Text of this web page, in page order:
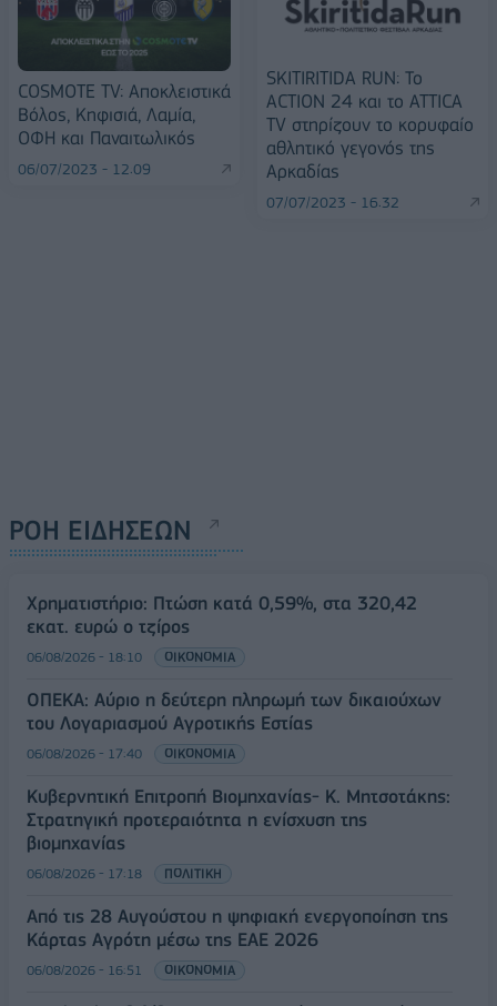
COSMOTE TV: Αποκλειστικά
Βόλος, Κηφισιά, Λαμία,
ΟΦΗ και Παναιτωλικός
06/07/2023 - 12:09
SKITIRITIDA RUN: Το
ACTION 24 και το ATTICA
TV στηρίζουν το κορυφαίο
αθλητικό γεγονός της
Αρκαδίας
07/07/2023 - 16:32
ΡΟΗ ΕΙΔΗΣΕΩΝ
Χρηματιστήριο: Πτώση κατά 0,59%, στα 320,42
εκατ. ευρώ ο τζίρος
06/08/2026 - 18:10 ΟΙΚΟΝΟΜΙΑ
ΟΠΕΚΑ: Αύριο η δεύτερη πληρωμή των δικαιούχων
του Λογαριασμού Αγροτικής Εστίας
06/08/2026 - 17:40 ΟΙΚΟΝΟΜΙΑ
Κυβερνητική Επιτροπή Βιομηχανίας- Κ. Μητσοτάκης:
Στρατηγική προτεραιότητα η ενίσχυση της
βιομηχανίας
06/08/2026 - 17:18 ΠΟΛΙΤΙΚΗ
Από τις 28 Αυγούστου η ψηφιακή ενεργοποίηση της
Κάρτας Αγρότη μέσω της ΕΑΕ 2026
06/08/2026 - 16:51 ΟΙΚΟΝΟΜΙΑ